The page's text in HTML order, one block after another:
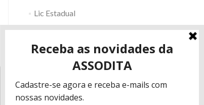
Lic Estadual
Fac RS
Outros